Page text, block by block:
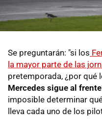
Se preguntarán: "si los
la mayor parte de las
pretemporada, ¿por qué
Mercedes sigue al frente
imposible determinar
lleva cada uno de los